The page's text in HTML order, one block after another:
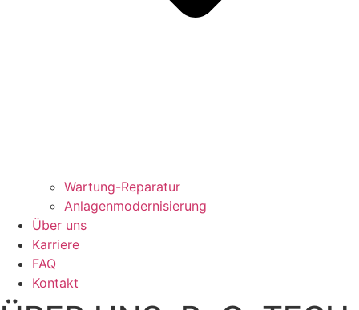
Wartung-Reparatur
Anlagenmodernisierung
Über uns
Karriere
FAQ
Kontakt